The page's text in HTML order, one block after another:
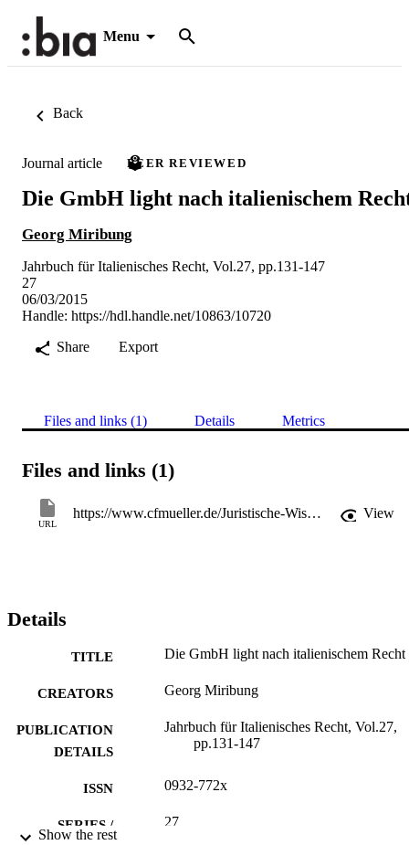
Menu
Back
Journal article PEER REVIEWED
Die GmbH light nach italienischem
Georg Miribung
Jahrbuch für Italienisches Recht, Vol.27, pp.131-147
27
06/03/2015
Handle: https://hdl.handle.net/10863/10720
Share
Export
Files and links (1) Details Metrics
Files and links (1)
URL
https://www.cfmueller.de/Juristische-Wissenschaft/Europarecht-auslaendisches-und-internationales-Recht-Voelkerrecht/Europarecht/Arbeitsrecht-Erbrecht-Urheberrecht-Softcover.html View
Details
TITLE Die GmbH light nach italienischem Recht
CREATORS Georg Miribung
PUBLICATION
DETAILS
Jahrbuch für Italienisches Recht, Vol.27,
pp.131-147
ISSN 0932-772x
SERIES /
27
Show the rest